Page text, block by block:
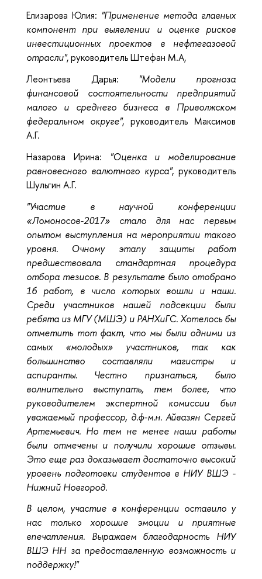
Елизарова Юлия: "Применение метода главных
компонент при выявлении и оценке рисков
инвестиционных проектов в нефтегазовой
отрасли", руководитель Штефан М.А,
Леонтьева Дарья: "Модели прогноза
финансовой состоятельности предприятий
малого и среднего бизнеса в Приволжском
федеральном округе", руководитель Максимов
А.Г.
Назарова Ирина:
"Оценка и моделирование
равновесного валютного курса", руководитель
Шульгин А.Г.
"Участие в научной конференции
«Ломоносов-2017» стало для нас первым
опытом выступления на мероприятии такого
уровня. Очному этапу защиты работ
предшествовала стандартная процедура
отбора тезисов. В результате было отобрано
16 работ, в число которых вошли и наши.
Среди участников нашей подсекции были
ребята из МГУ (МШЭ) и РАНХиГС. Хотелось бы
отметить тот факт, что мы были одними из
самых «молодых» участников, так как
большинство составляли магистры и
аспиранты. Честно признаться, было
волнительно выступать, тем более, что
руководителем экспертной комиссии был
уважаемый профессор, д.ф-м.н. Айвазян Сергей
Артемьевич. Но тем не менее наши работы
были отмечены и получили хорошие отзывы.
Это еще раз доказывает достаточно высокий
уровень подготовки студентов в НИУ ВШЭ -
Нижний Новгород.
В целом, участие в конференции оставило у
нас только хорошие эмоции и приятные
впечатления. Выражаем благодарность НИУ
ВШЭ НН за предоставленную возможность и
поддержку!"